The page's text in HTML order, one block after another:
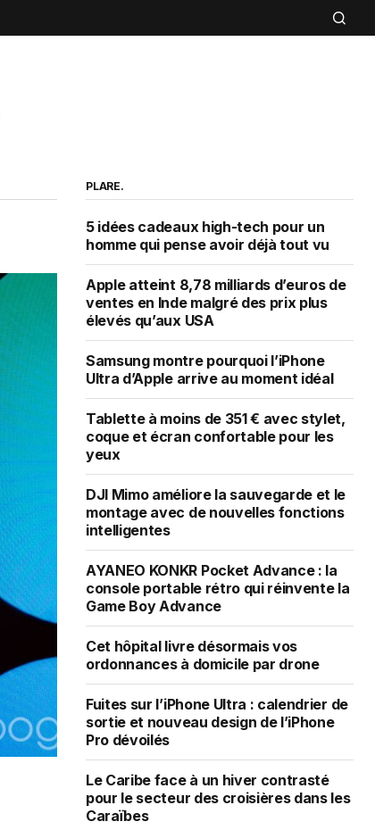
PLARE.
5 idées cadeaux high-tech pour un
homme qui pense avoir déjà tout vu
Apple atteint 8,78 milliards d’euros de
ventes en Inde malgré des prix plus
élevés qu’aux USA
Samsung montre pourquoi l’iPhone
Ultra d’Apple arrive au moment idéal
Tablette à moins de 351 € avec stylet,
coque et écran confortable pour les
yeux
DJI Mimo améliore la sauvegarde et le
montage avec de nouvelles fonctions
intelligentes
AYANEO KONKR Pocket Advance : la
console portable rétro qui réinvente la
Game Boy Advance
Cet hôpital livre désormais vos
ordonnances à domicile par drone
Fuites sur l’iPhone Ultra : calendrier de
sortie et nouveau design de l’iPhone
Pro dévoilés
Le Caribe face à un hiver contrasté
pour le secteur des croisières dans les
Caraïbes